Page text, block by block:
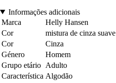
Informações adicionais
Marca
Helly Hansen
Cor
mistura de cinza suave
Cor
Cinza
Género
Homem
Grupo etário Adulto
Característica Algodão